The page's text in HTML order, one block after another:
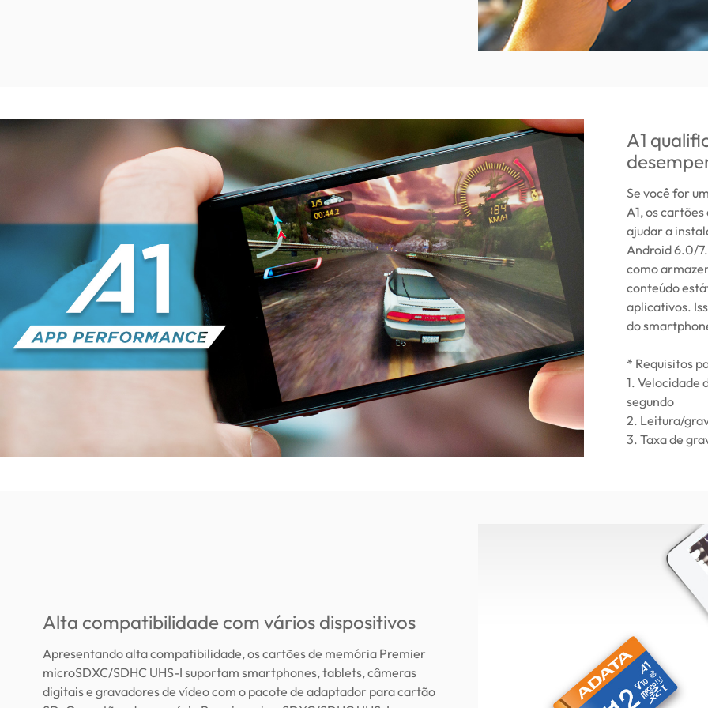
A1
Se você for
A1, os
ajudar a
Android 6.0/
como
conteúdo
aplicativos.
do
* Requisitos
1. Velocidade
segundo
2. Leitura/
3. Taxa de
Alta compatibilidade com vários dispositivos
Apresentando alta compatibilidade, os cartões de memória Premier
microSDXC/SDHC UHS-I suportam smartphones, tablets, câmeras
digitais e gravadores de vídeo com o pacote de adaptador para cartão